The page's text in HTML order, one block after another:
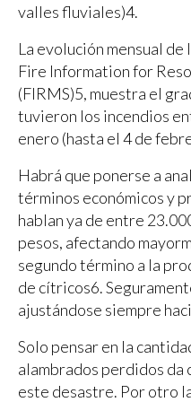
valles fluviales)4.
La evolución mensual
Fire Information for
(FIRMS)5, muestra el
tuvieron los incendios
enero (hasta el 4 de
Habrá que ponerse a
términos económicos y
hablan ya de entre
pesos, afectando
segundo término a la
de cítricos6.
ajustándose siempre
Solo pensar en la
alambrados perdidos da
este desastre. Por otro